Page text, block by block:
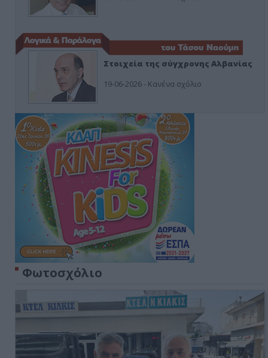
Στοιχεία της σύγχρονης Αλβανίας
19-06-2026 - Κανένα σχόλιο
Φωτοσχόλιο